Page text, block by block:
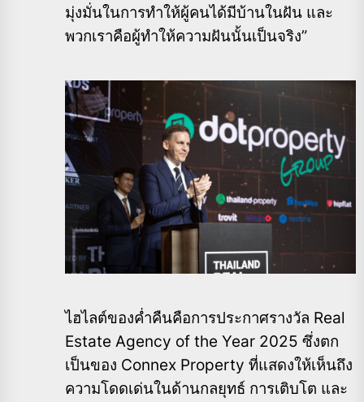
มุ่งมั่นในการทำให้ผู้คนได้มีบ้านในฝัน และ
พวกเราคือผู้ทำให้ความฝันนั้นเป็นจริง”
ไฮไลต์ของค่ำคืนคือการประกาศรางวัล Real
Estate Agency of the Year 2025 ซึ่งตก
เป็นของ Connex Property ที่แสดงให้เห็นถึง
ความโดดเด่นในด้านกลยุทธ์ การเติบโต และ